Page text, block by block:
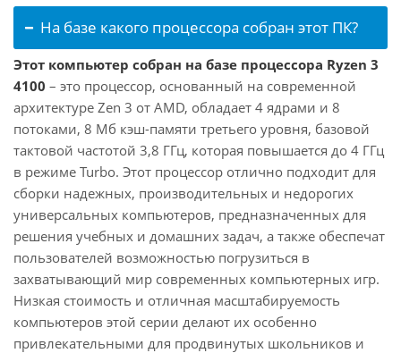
На базе какого процессора собран этот ПК?
Этот компьютер собран на базе процессора Ryzen 3
4100 – это процессор, основанный на современной
архитектуре Zen 3 от AMD, обладает 4 ядрами и 8
потоками, 8 Мб кэш-памяти третьего уровня, базовой
тактовой частотой 3,8 ГГц, которая повышается до 4 ГГц
в режиме Turbo. Этот процессор отлично подходит для
сборки надежных, производительных и недорогих
универсальных компьютеров, предназначенных для
решения учебных и домашних задач, а также обеспечат
пользователей возможностью погрузиться в
захватывающий мир современных компьютерных игр.
Низкая стоимость и отличная масштабируемость
компьютеров этой серии делают их особенно
привлекательными для продвинутых школьников и